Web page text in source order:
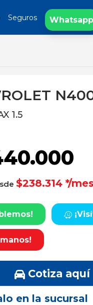
Seguros Whatsapp
1.5
$238.314 */mes
Cotiza aquí
en la sucursal